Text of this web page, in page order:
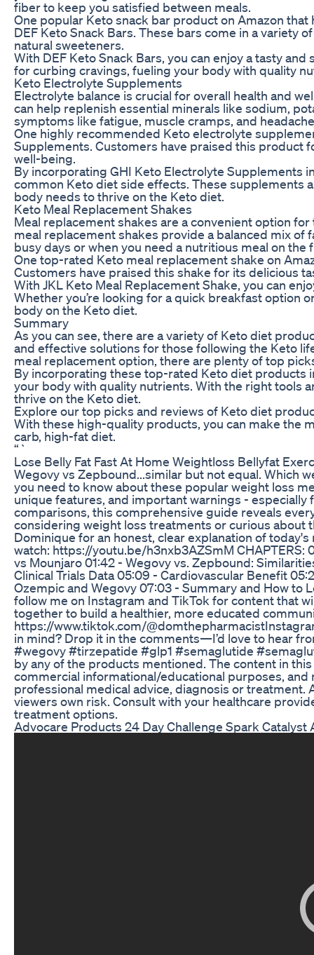
fiber to keep you satisfied between meals.
One popular Keto snack bar product on Amazon
DEF Keto Snack Bars. These bars come in a variety
natural sweeteners.
With DEF Keto Snack Bars, you can enjoy a tasty
for curbing cravings, fueling your body with quality
Keto Electrolyte Supplements
Electrolyte balance is crucial for overall health and
can help replenish essential minerals like sodium,
symptoms like fatigue, muscle cramps, and
One highly recommended Keto electrolyte
Supplements. Customers have praised this product
well-being.
By incorporating GHI Keto Electrolyte Supplements
common Keto diet side effects. These supplements
body needs to thrive on the Keto diet.
Keto Meal Replacement Shakes
Meal replacement shakes are a convenient option
meal replacement shakes provide a balanced mix
busy days or when you need a nutritious meal on the
One top-rated Keto meal replacement shake on
Customers have praised this shake for its delicious
With JKL Keto Meal Replacement Shake, you can
Whether you’re looking for a quick breakfast option
body on the Keto diet.
Summary
As you can see, there are a variety of Keto diet
and effective solutions for those following the Keto
meal replacement option, there are plenty of top
By incorporating these top-rated Keto diet products
your body with quality nutrients. With the right tools
thrive on the Keto diet.
Explore our top picks and reviews of Keto diet
With these high-quality products, you can make the
carb, high-fat diet.
“`
Lose Belly Fat Fast At Home Weightloss Bellyfat
Wegovy vs Zepbound...similar but not equal. Which
you need to know about these popular weight loss
unique features, and important warnings -
comparisons, this comprehensive guide reveals
considering weight loss treatments or curious about
Dominique for an honest, clear explanation of
watch: https://youtu.be/h3nxb3AZSmM
vs Mounjaro 01:42 - Wegovy vs. Zepbound:
Clinical Trials Data 05:09 - Cardiovascular Benefit
Ozempic and Wegovy 07:03 - Summary and How to
follow me on Instagram and TikTok for content that
together to build a healthier, more educated
https://www.tiktok.com/
in mind? Drop it in the comments—I’d love to hear
#wegovy #tirzepatide #glp1 #semaglutide
by any of the products mentioned. The content in
commercial informational/educational purposes,
professional medical advice, diagnosis or
viewers own risk. Consult with your healthcare
treatment options.
Advocare Products 24 Day Challenge Spark